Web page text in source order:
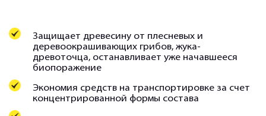
Защищает древесину от плесневых и
деревоокрашивающих грибов, жука-
древоточца, останавливает уже начавшееся
биопоражение
Экономия средств на транспортировке за счет
концентрированной формы состава